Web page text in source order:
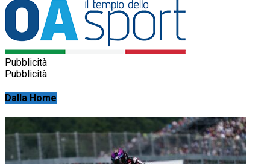
Pubblicità
Pubblicità
Dalla Home